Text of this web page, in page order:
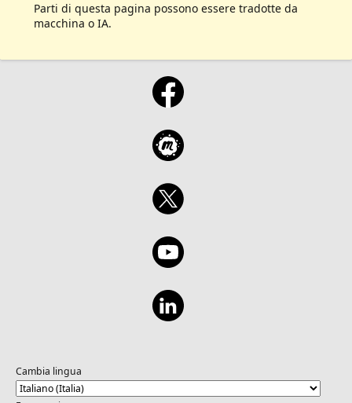
Parti di questa pagina possono essere tradotte da
macchina o IA.
Cambia lingua